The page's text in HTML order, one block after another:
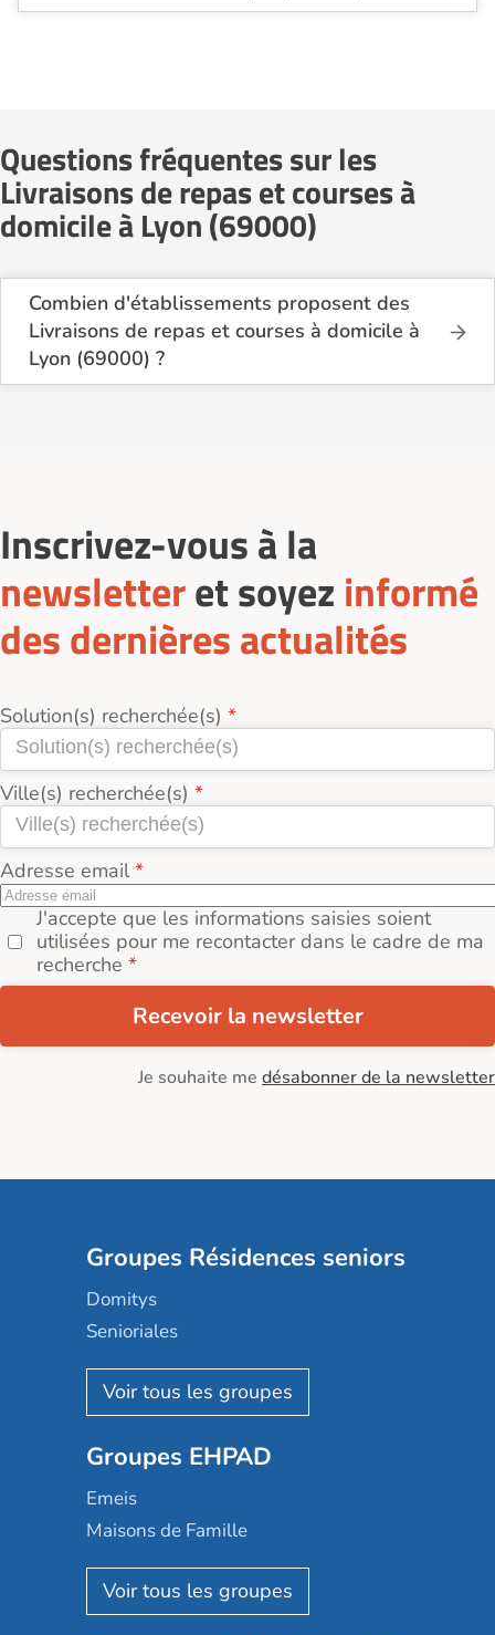
Questions fréquentes sur les
Livraisons de repas et courses à
domicile à Lyon (69000)
Combien d'établissements proposent des
Livraisons de repas et courses à domicile à
Lyon (69000) ?
Sur le site Logement-seniors.com, on recense
Inscrivez-vous à la
newsletteret soyez informé
des dernières actualités
Solution(s) recherchée(s)
Ville(s) recherchée(s)
Adresse email
J'accepte que les informations saisies soient
utilisées pour me recontacter dans le cadre de ma
recherche
Recevoir la newsletter
Je souhaite me désabonner de la newsletter
Groupes Résidences seniors
Domitys
Senioriales
Nohée
Les Résidentiels
Mobicap
Domusvi
Happy Senior
Aquarelia
Nexity edenea
Groupes EHPAD
Emeis
Maisons de Famille
Korian
Emera